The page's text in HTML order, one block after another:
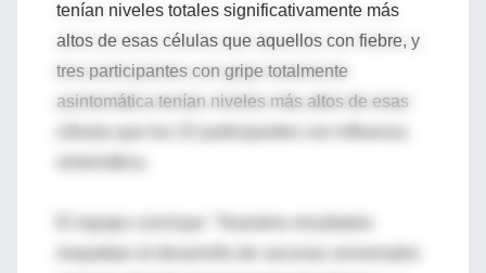
tenían niveles totales significativamente más
altos de esas células que aquellos con fiebre, y
tres participantes con gripe totalmente
asintomática tenían niveles más altos de esas
El equipo concluye: "Nuestros resultados
respaldan el desarrollo de vacunas universales